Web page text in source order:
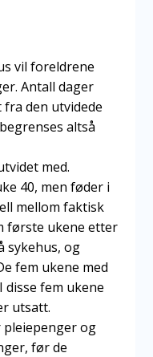
vil foreldrene
Antall dager
den utvidede
altså
med.
40, men føder i
mellom faktisk
første ukene etter
sykehus, og
fem ukene med
fem ukene
utsatt.
pleiepenger og
før de